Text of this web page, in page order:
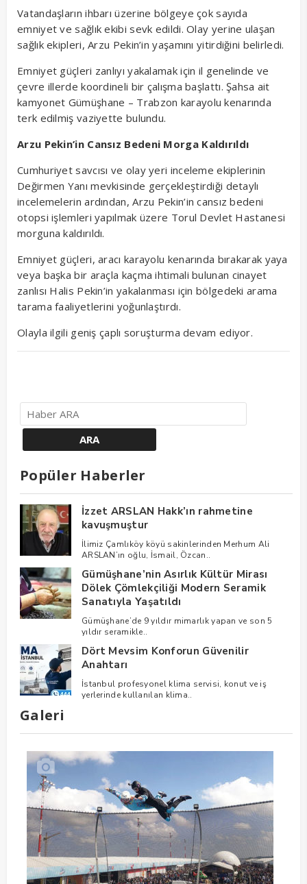
Vatandaşların ihbarı üzerine bölgeye çok sayıda
emniyet ve sağlık ekibi sevk edildi. Olay yerine ulaşan
sağlık ekipleri, Arzu Pekin’in yaşamını yitirdiğini belirledi.
Emniyet güçleri zanlıyı yakalamak için il genelinde ve
çevre illerde koordineli bir çalışma başlattı. Şahsa ait
kamyonet Gümüşhane – Trabzon karayolu kenarında
terk edilmiş vaziyette bulundu.
Arzu Pekin’in Cansız Bedeni Morga Kaldırıldı
Cumhuriyet savcısı ve olay yeri inceleme ekiplerinin
Değirmen Yanı mevkisinde gerçekleştirdiği detaylı
incelemelerin ardından, Arzu Pekin’in cansız bedeni
otopsi işlemleri yapılmak üzere Torul Devlet Hastanesi
morguna kaldırıldı.
Emniyet güçleri, aracı karayolu kenarında bırakarak yaya
veya başka bir araçla kaçma ihtimali bulunan cinayet
zanlısı Halis Pekin’in yakalanması için bölgedeki arama
tarama faaliyetlerini yoğunlaştırdı.
Olayla ilgili geniş çaplı soruşturma devam ediyor.
Popüler Haberler
İzzet ARSLAN Hakk’ın rahmetine
kavuşmuştur
İlimiz Çamlıköy köyü sakinlerinden Merhum Ali
ARSLAN’ın oğlu, İsmail, Özcan..
Gümüşhane’nin Asırlık Kültür Mirası
Dölek Çömlekçiliği Modern Seramik
Sanatıyla Yaşatıldı
Gümüşhane’de 9 yıldır mimarlık yapan ve son 5
yıldır seramikle..
Dört Mevsim Konforun Güvenilir
Anahtarı
İstanbul profesyonel klima servisi, konut ve iş
yerlerinde kullanılan klima..
Galeri